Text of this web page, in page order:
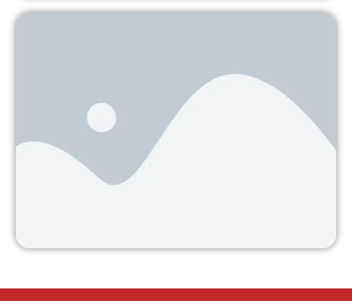
desacuerdo con el desminado por
parte de civiles
La Procuraduría General de la Nación emitió un
concepto en contra de